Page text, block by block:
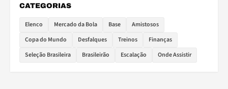
CATEGORIAS
Elenco Mercado da Bola Base
Amistosos
Copa do Mundo
Desfalques Treinos
Finanças
Seleção Brasileira
Brasileirão Escalação Onde Assistir